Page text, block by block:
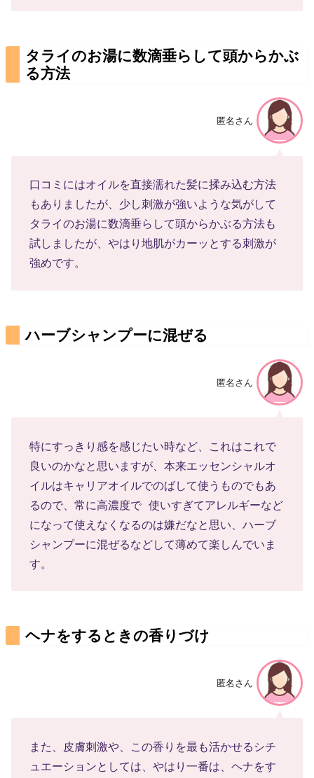
タライのお湯に数滴垂らして頭からかぶ
る方法
匿名さん
口コミにはオイルを直接濡れた髪に揉み込む方法
もありましたが、少し刺激が強いような気がして
タライのお湯に数滴垂らして頭からかぶる方法も
試しましたが、やはり地肌がカーッとする刺激が
強めです。
ハーブシャンプーに混ぜる
匿名さん
特にすっきり感を感じたい時など、これはこれで
良いのかなと思いますが、本来エッセンシャルオ
イルはキャリアオイルでのばして使うものでもあ
るので、常に高濃度で 使いすぎてアレルギーなど
になって使えなくなるのは嫌だなと思い、ハーブ
シャンプーに混ぜるなどして薄めて楽しんでいま
す。
ヘナをするときの香りづけ
匿名さん
また、皮膚刺激や、この香りを最も活かせるシチ
ュエーションとしては、やはり一番は、ヘナをす